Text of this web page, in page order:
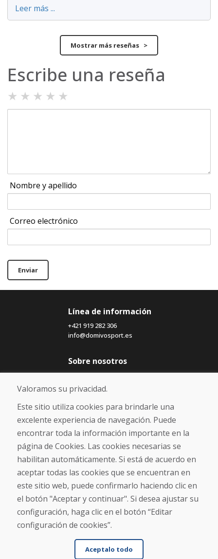
Leer más ...
Mostrar más reseñas >
Escribe una reseña
★ ★ ★ ★ ★
Nombre y apellido
Correo electrónico
Enviar
Línea de información
+421 919 282 306
info@domivosport.es
Sobre nosotros
Blog
Sobre nosotros
Comercio
Contacto
Compra
Tienda electrónica
Envío y pago
NORMAS DE RECLAMACIÓN
Devolución y cambio de mercancías
Política de privacidad
Cookies
Valoramos su privacidad.
Este sitio utiliza cookies para brindarle una
excelente experiencia de navegación. Puede
encontrar toda la información importante en la
página de Cookies. Las cookies necesarias se
habilitan automáticamente. Si está de acuerdo en
aceptar todas las cookies que se encuentran en
este sitio web, puede confirmarlo haciendo clic en
el botón "Aceptar y continuar". Si desea ajustar su
configuración, haga clic en el botón “Editar
configuración de cookies”.
Aceptalo todo